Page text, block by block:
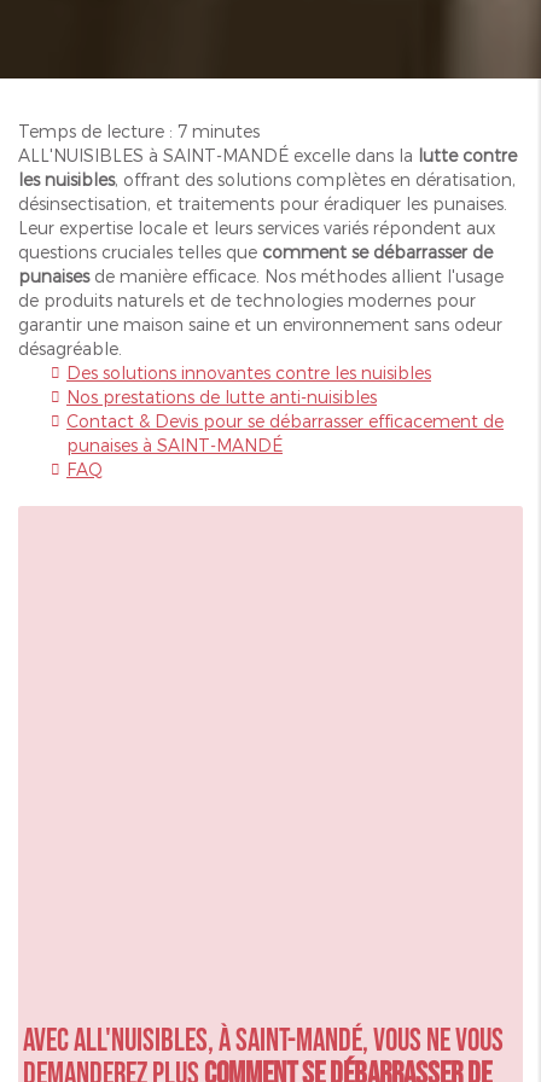
Temps de lecture : 7 minutes
ALL'NUISIBLES à SAINT-MANDÉ excelle dans la lutte contre
les nuisibles, offrant des solutions complètes en dératisation,
désinsectisation, et traitements pour éradiquer les punaises.
Leur expertise locale et leurs services variés répondent aux
questions cruciales telles que comment se débarrasser de
punaisesde manière efficace. Nos méthodes allient l'usage
de produits naturels et de technologies modernes pour
garantir une maison saine et un environnement sans odeur
désagréable.
Des solutions innovantes contre les nuisibles
Nos prestations de lutte anti-nuisibles
Contact & Devis pour se débarrasser efficacement de
punaises à SAINT-MANDÉ
FAQ
Avec ALL'NUISIBLES, à SAINT-MANDÉ, vous ne vous